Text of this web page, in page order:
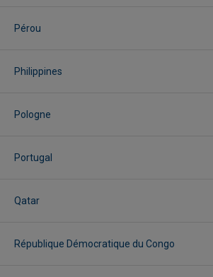
Pérou
Philippines
Pologne
Portugal
Qatar
République Démocratique du Congo